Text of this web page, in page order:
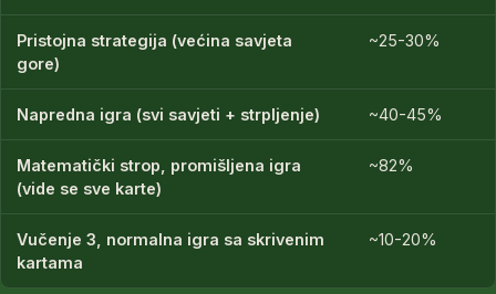
Pristojna strategija (većina savjeta
gore)
~25-30%
Napredna igra (svi savjeti + strpljenje) ~40-45%
Matematički strop, promišljena igra
(vide se sve karte)
~82%
Vučenje 3, normalna igra sa skrivenim
kartama
~10-20%